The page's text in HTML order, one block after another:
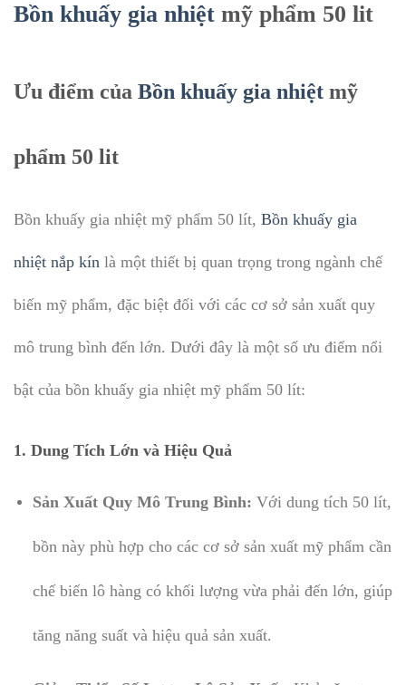
Bồn khuấy gia nhiệt mỹ phẩm 50 lit
Ưu điểm của Bồn khuấy gia nhiệt mỹ
phẩm 50 lit
Bồn khuấy gia nhiệt mỹ phẩm 50 lít, Bồn khuấy gia
nhiệt nắp kín là một thiết bị quan trọng trong ngành chế
biến mỹ phẩm, đặc biệt đối với các cơ sở sản xuất quy
mô trung bình đến lớn. Dưới đây là một số ưu điểm nổi
bật của bồn khuấy gia nhiệt mỹ phẩm 50 lít:
1. Dung Tích Lớn và Hiệu Quả
Sản Xuất Quy Mô Trung Bình: Với dung tích 50 lít,
bồn này phù hợp cho các cơ sở sản xuất mỹ phẩm cần
chế biến lô hàng có khối lượng vừa phải đến lớn, giúp
tăng năng suất và hiệu quả sản xuất.